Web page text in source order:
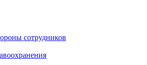
сотрудников